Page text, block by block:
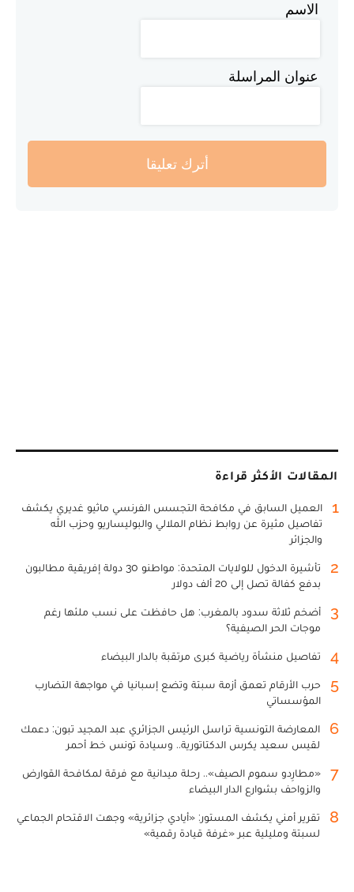
الاسم
عنوان المراسلة
أترك تعليقا
المقالات الأكثر قراءة
1
العميل السابق في مكافحة التجسس الفرنسي ماثيو غديري يكشف
تفاصيل مثيرة عن روابط نظام الملالي والبوليساريو وحزب الله
والجزائر
2
تأشيرة الدخول للولايات المتحدة: مواطنو 30 دولة إفريقية مطالبون
بدفع كفالة تصل إلى 20 ألف دولار
3
أضخم ثلاثة سدود بالمغرب: هل حافظت على نسب ملئها رغم
موجات الحر الصيفية؟
4 تفاصيل منشأة رياضية كبرى مرتقبة بالدار البيضاء
5
حرب الأرقام تعمق أزمة سبتة وتضع إسبانيا في مواجهة التضارب
المؤسساتي
6
المعارضة التونسية تراسل الرئيس الجزائري عبد المجيد تبون: دعمك
لقيس سعيد يكرس الدكتاتورية.. وسيادة تونس خط أحمر
7
«مطارِدو سموم الصيف».. رحلة ميدانية مع فرقة لمكافحة القوارض
والزواحف بشوارع الدار البيضاء
8
تقرير أمني يكشف المستور: «أيادي جزائرية» وجهت الاقتحام الجماعي
لسبتة ومليلية عبر «غرفة قيادة رقمية»